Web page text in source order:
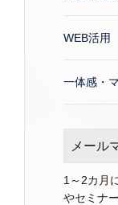
WEB活用
一体感・
メール
1～2カ月
やセミナ